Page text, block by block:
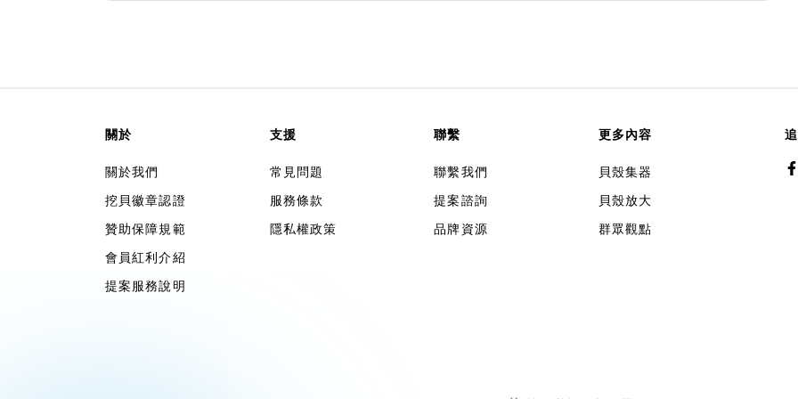
關於
關於我們
挖貝徽章認證
贊助保障規範
會員紅利介紹
提案服務說明
支援
常見問題
服務條款
隱私權政策
聯繫
聯繫我們
提案諮詢
品牌資源
更多內容
貝殼集器
貝殼放大
群眾觀點